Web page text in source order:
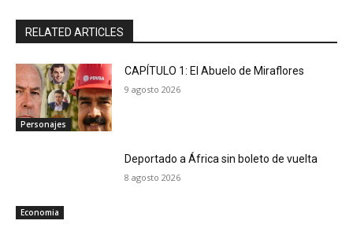
RELATED ARTICLES
Personajes
CAPÍTULO 1: El Abuelo de Miraflores
9 agosto 2026
Economia
Deportado a África sin boleto de vuelta
8 agosto 2026